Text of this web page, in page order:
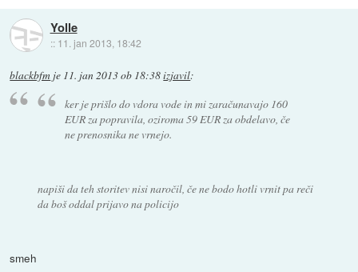
Yolle
:: 11. jan 2013, 18:42
blackbfm je 11. jan 2013 ob 18:38izjavil:
ker je prišlo do vdora vode in mi zaračunavajo 160
EUR za popravila, oziroma 59 EUR za obdelavo, če
ne prenosnika ne vrnejo.
napiši da teh storitev nisi naročil, če ne bodo hotli vrnit pa reči
da boš oddal prijavo na policijo
smeh